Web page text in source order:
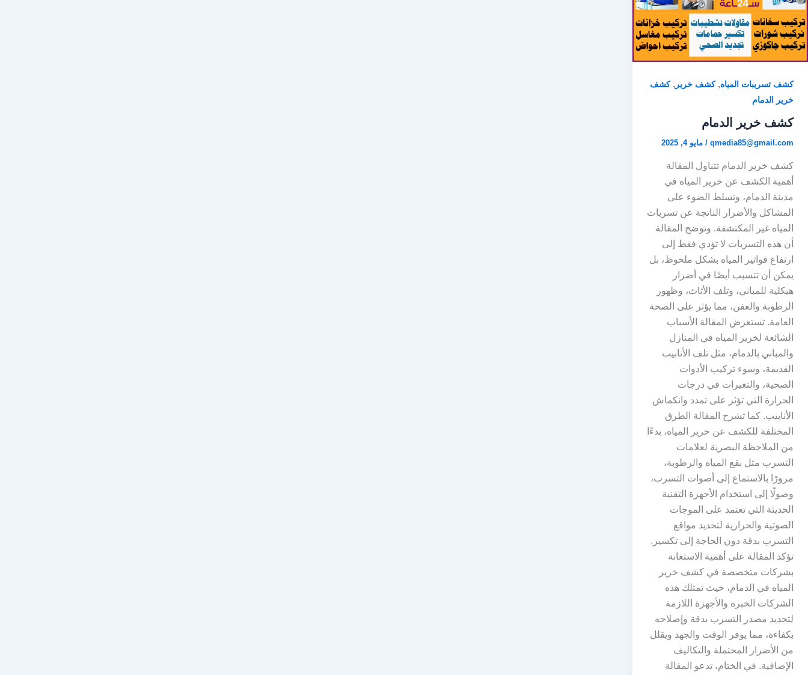
كشف تسريبات المياه,كشف خرير ,كشف
خرير الدمام
كشف خرير الدمام
qmedia85@gmail.com
/ مايو 4, 2025
كشف خرير الدمام تتناول المقالة
أهمية الكشف عن خرير المياه في
مدينة الدمام، وتسلط الضوء على
المشاكل والأضرار الناتجة عن تسربات
المياه غير المكتشفة. وتوضح المقالة
أن هذه التسربات لا تؤدي فقط إلى
ارتفاع فواتير المياه بشكل ملحوظ، بل
يمكن أن تتسبب أيضًا في أضرار
هيكلية للمباني، وتلف الأثاث، وظهور
الرطوبة والعفن، مما يؤثر على الصحة
العامة. تستعرض المقالة الأسباب
الشائعة لخرير المياه في المنازل
والمباني بالدمام، مثل تلف الأنابيب
القديمة، وسوء تركيب الأدوات
الصحية، والتغيرات في درجات
الحرارة التي تؤثر على تمدد وانكماش
الأنابيب. كما تشرح المقالة الطرق
المختلفة للكشف عن خرير المياه، بدءًا
من الملاحظة البصرية لعلامات
التسرب مثل بقع المياه والرطوبة،
مرورًا بالاستماع إلى أصوات التسرب،
وصولًا إلى استخدام الأجهزة التقنية
الحديثة التي تعتمد على الموجات
الصوتية والحرارية لتحديد مواقع
التسرب بدقة دون الحاجة إلى تكسير.
تؤكد المقالة على أهمية الاستعانة
بشركات متخصصة في كشف خرير
المياه في الدمام، حيث تمتلك هذه
الشركات الخبرة والأجهزة اللازمة
لتحديد مصدر التسرب بدقة وإصلاحه
بكفاءة، مما يوفر الوقت والجهد ويقلل
من الأضرار المحتملة والتكاليف
الإضافية. في الختام، تدعو المقالة